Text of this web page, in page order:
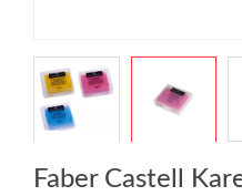
Faber Castell